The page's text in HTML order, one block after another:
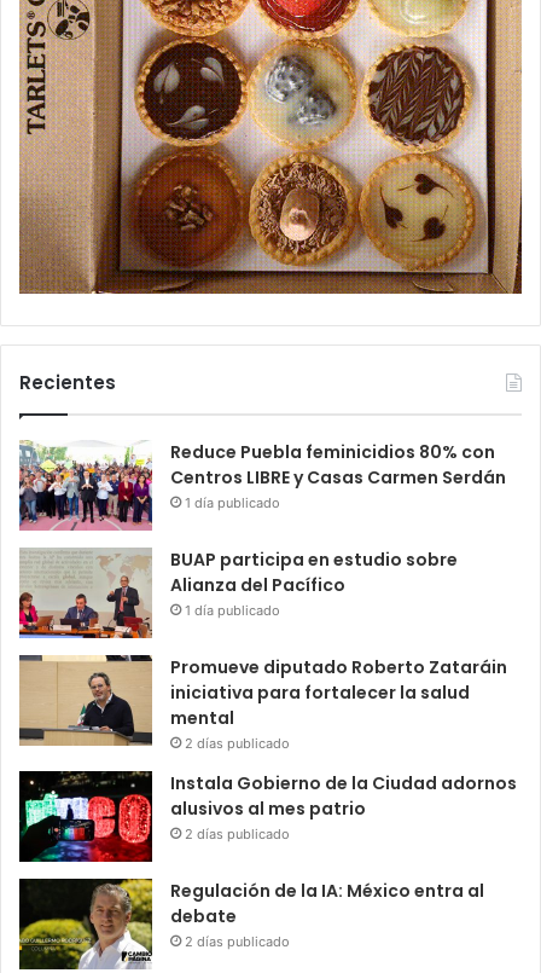
Recientes
Reduce Puebla feminicidios 80% con
Centros LIBRE y Casas Carmen Serdán
1 día publicado
BUAP participa en estudio sobre
Alianza del Pacífico
1 día publicado
Promueve diputado Roberto Zataráin
iniciativa para fortalecer la salud
mental
2 días publicado
Instala Gobierno de la Ciudad adornos
alusivos al mes patrio
2 días publicado
Regulación de la IA: México entra al
debate
2 días publicado